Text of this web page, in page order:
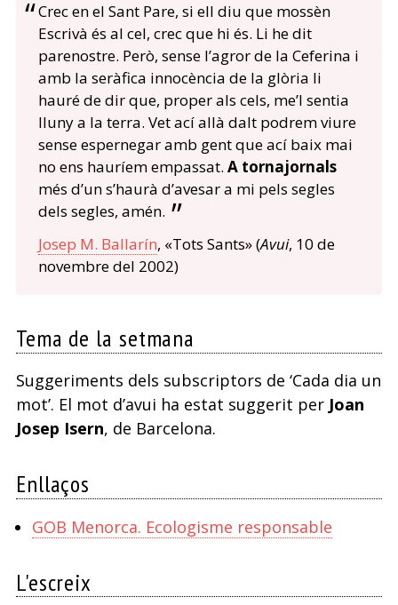
Crec en el Sant Pare, si ell diu que mossèn
Escrivà és al cel, crec que hi és. Li he dit
parenostre. Però, sense l’agror de la Ceferina i
amb la seràfica innocència de la glòria li
hauré de dir que, proper als cels, me’l sentia
lluny a la terra. Vet ací allà dalt podrem viure
sense espernegar amb gent que ací baix mai
no ens hauríem empassat. A tornajornals
més d’un s’haurà d’avesar a mi pels segles
dels segles, amén.
Josep M. Ballarín, «Tots Sants» (Avui, 10 de
novembre del 2002)
Tema de la setmana
Suggeriments dels subscriptors de ‘Cada dia un
mot’. El mot d’avui ha estat suggerit per Joan
Josep Isern, de Barcelona.
Enllaços
GOB Menorca. Ecologisme responsable
L'escreix